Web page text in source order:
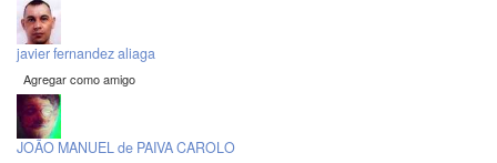
javier fernandez aliaga
Agregar como amigo
JOÃO MANUEL de PAIVA CAROLO